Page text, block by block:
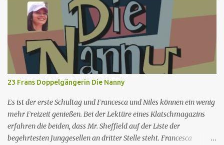
Night in Hump Junction (aka His Ugly Bundle) Regie James
Widdoes Drehbuch Handlung: Mark Roberts Schauspiel: Chuck
Lorre & Lee Aronsohn Erstaus­strahlung USA 21. Apr. 2008
Deutsch­sprachige Erstaus­strahlung (A/D) 2. Mai 2009 Die Serie
drehte sich zunächst um das Leben der Harper-Brüder Charlie
und Alan sowie Alans Sohn Jake. Charlie ist ein Junggeselle, der
seinen Lebensunterhalt mit dem Schreiben von Werbejingles
verdient und einen hedonistischen Lebensstil führt. Als Alans F...
23 Frans Doppelgängerin Die Nanny
Es ist der erste Schultag und Francesca und Niles können ein wenig
mehr Freizeit genießen. Bei der Lektüre eines Klatschmagazins
erfahren die beiden, dass Mr. Sheffield auf der Liste der
begehrtesten Junggesellen an dritter Stelle steht. Francesca